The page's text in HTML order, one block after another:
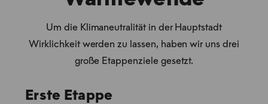
Um die Klimaneutralität in der Hauptstadt
Wirklichkeit werden zu lassen, haben wir uns drei
große Etappenziele gesetzt.
Erste Etappe